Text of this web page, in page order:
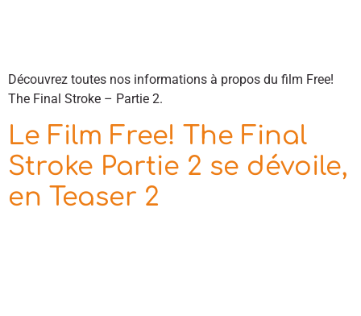
Découvrez toutes nos informations à propos du film Free!
The Final Stroke – Partie 2.
Le Film Free! The Final
Stroke Partie 2 se dévoile,
en Teaser 2